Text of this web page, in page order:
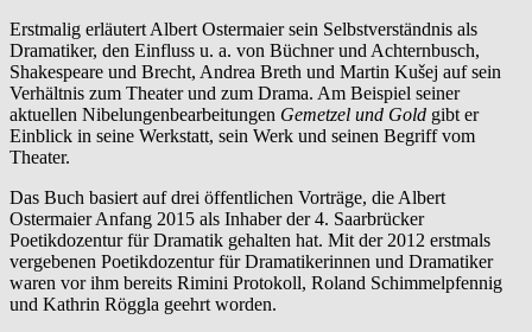
Erstmalig erläutert Albert Ostermaier sein Selbstverständnis als
Dramatiker, den Einfluss u. a. von Büchner und Achternbusch,
Shakespeare und Brecht, Andrea Breth und Martin Kušej auf sein
Verhältnis zum Theater und zum Drama. Am Beispiel seiner
aktuellen Nibelungenbearbeitungen Gemetzel und Gold gibt er
Einblick in seine Werkstatt, sein Werk und seinen Begriff vom
Theater.
Das Buch basiert auf drei öffentlichen Vorträge, die Albert
Ostermaier Anfang 2015 als Inhaber der 4. Saarbrücker
Poetikdozentur für Dramatik gehalten hat. Mit der 2012 erstmals
vergebenen Poetikdozentur für Dramatikerinnen und Dramatiker
waren vor ihm bereits Rimini Protokoll, Roland Schimmelpfennig
und Kathrin Röggla geehrt worden.